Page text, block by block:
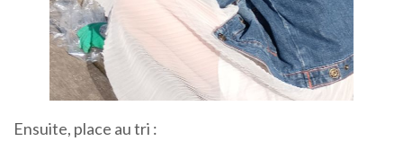
Ensuite, place au tri :